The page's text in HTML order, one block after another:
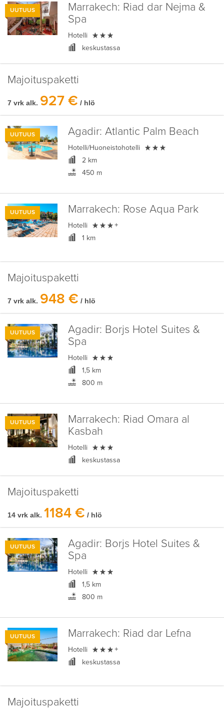
UUTUUS Marrakech: Riad dar Nejma &
Spa
Hotelli 
keskustassa
Majoituspaketti
7 vrk alk. 927 € / hlö
UUTUUS Agadir: Atlantic Palm Beach
Hotelli/Huoneistohotelli 
2 km
450 m
UUTUUS Marrakech: Rose Aqua Park
Hotelli  +
1 km
Majoituspaketti
7 vrk alk. 948 € / hlö
UUTUUS Agadir: Borjs Hotel Suites &
Spa
Hotelli 
1,5 km
800 m
UUTUUS Marrakech: Riad Omara al
Kasbah
Hotelli 
keskustassa
Majoituspaketti
14 vrk alk. 1184 € / hlö
UUTUUS Agadir: Borjs Hotel Suites &
Spa
Hotelli 
1,5 km
800 m
UUTUUS Marrakech: Riad dar Lefna
Hotelli  +
keskustassa
Majoituspaketti